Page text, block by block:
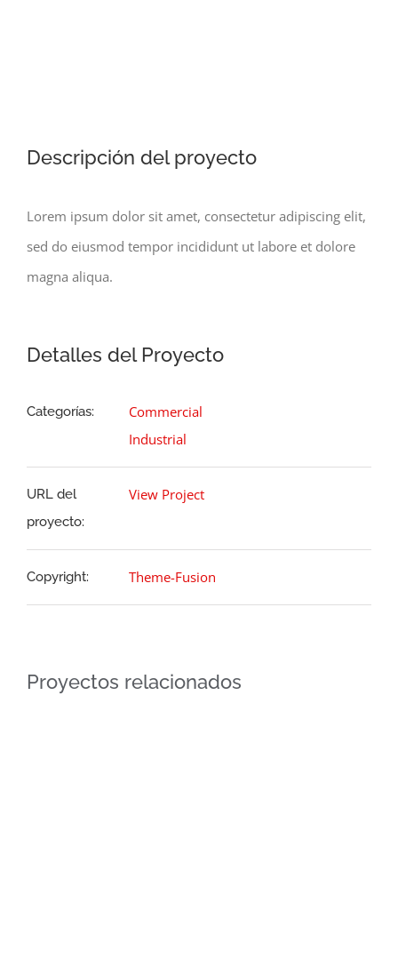
imagen
grande
Descripción del proyecto
Lorem ipsum dolor sit amet, consectetur adipiscing elit,
sed do eiusmod tempor incididunt ut labore et dolore
magna aliqua.
Detalles del Proyecto
Categorías:
Commercial
Industrial
URL del
proyecto:
View Project
Copyright: Theme-Fusion
Proyectos relacionados